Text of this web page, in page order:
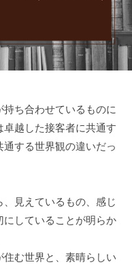
ち合わせているものに
越した接客者に共通す
する世界観の違いだっ
、見えているもの、感じ
していることが明らか
む世界と、素晴らしい